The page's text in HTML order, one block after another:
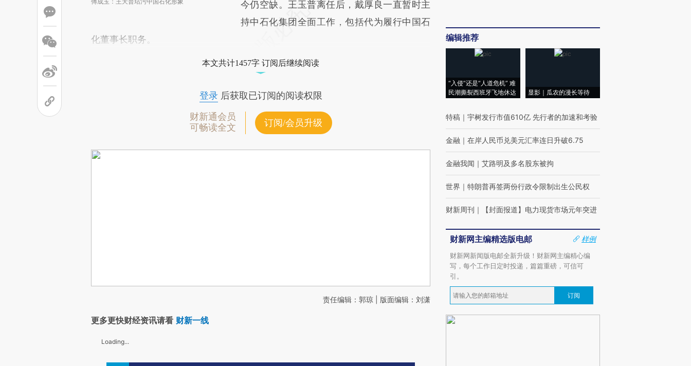
今仍空缺。王玉普离任后，戴厚良一直暂时主
持中石化集团全面工作，包括代为履行中国石
化董事长职务。
本文共计1457字 订阅后继续阅读
登录后获取已订阅的阅读权限
财新通会员
可畅读全文
订阅/会员升级
责任编辑：郭琼 | 版面编辑：刘潇
更多更快财经资讯请看 财新一线
Loading...
编辑推荐
“入侵”还是“人道危机” 难
民潮撕裂西班牙飞地休达
显影｜瓜农的漫长等待
特稿 ｜ 宇树发行市值610亿 先行者的加速和考验
金融 ｜ 在岸人民币兑美元汇率连日升破6.75
金融我闻 ｜ 艾路明及多名股东被拘
世界 ｜ 特朗普再签两份行政令限制出生公民权
财新周刊 ｜ 【封面报道】电力现货市场元年突进
财新网主编精选版电邮
样例
财新网新闻版电邮全新升级！财新网主编精心编
写，每个工作日定时投递，篇篇重磅，可信可
引。
订阅